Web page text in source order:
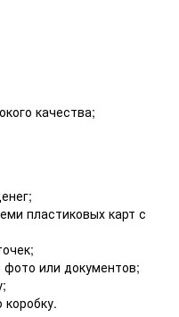
качества;
пластиковых карт с
фото или документов;